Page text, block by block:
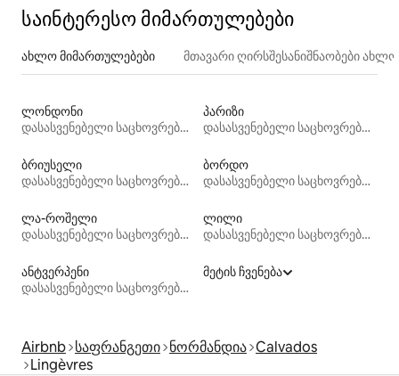
საინტერესო მიმართულებები
ახლო მიმართულებები მთავარი ღირსშესანიშნაობები
ლონდონი
დასასვენებელი საცხოვრებლები
პარიზი
დასასვენებელი საცხოვრებლები
ბრიუსელი
დასასვენებელი საცხოვრებლები
ბორდო
დასასვენებელი საცხოვრებლები
ლა-როშელი
დასასვენებელი საცხოვრებლები
ლილი
დასასვენებელი საცხოვრებლები
ანტვერპენი
დასასვენებელი საცხოვრებლები
მეტის ჩვენება
Airbnb საფრანგეთი ნორმანდია Calvados
Lingèvres